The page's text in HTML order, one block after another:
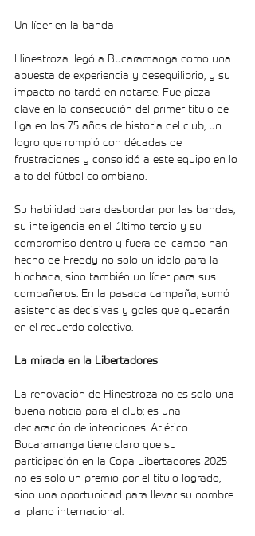
Un líder en la banda
Hinestroza llegó a Bucaramanga como una
apuesta de experiencia y desequilibrio, y su
impacto no tardó en notarse. Fue pieza
clave en la consecución del primer título de
liga en los 75 años de historia del club, un
logro que rompió con décadas de
frustraciones y consolidó a este equipo en lo
alto del fútbol colombiano.
Su habilidad para desbordar por las bandas,
su inteligencia en el último tercio y su
compromiso dentro y fuera del campo han
hecho de Freddy no solo un ídolo para la
hinchada, sino también un líder para sus
compañeros. En la pasada campaña, sumó
asistencias decisivas y goles que quedarán
en el recuerdo colectivo.
La mirada en la Libertadores
La renovación de Hinestroza no es solo una
buena noticia para el club; es una
declaración de intenciones. Atlético
Bucaramanga tiene claro que su
participación en la Copa Libertadores 2025
no es solo un premio por el título logrado,
sino una oportunidad para llevar su nombre
al plano internacional.